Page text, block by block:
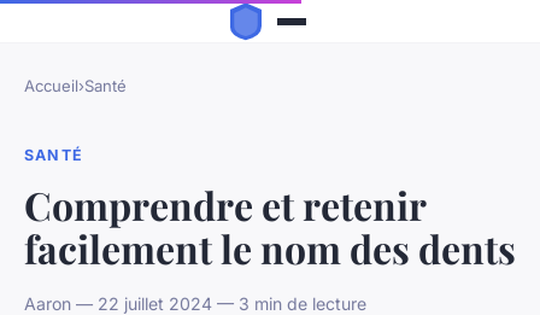
Accueil›Santé
SANTÉ
Comprendre et retenir
facilement le nom des dents
Aaron — 22 juillet 2024 — 3 min de lecture